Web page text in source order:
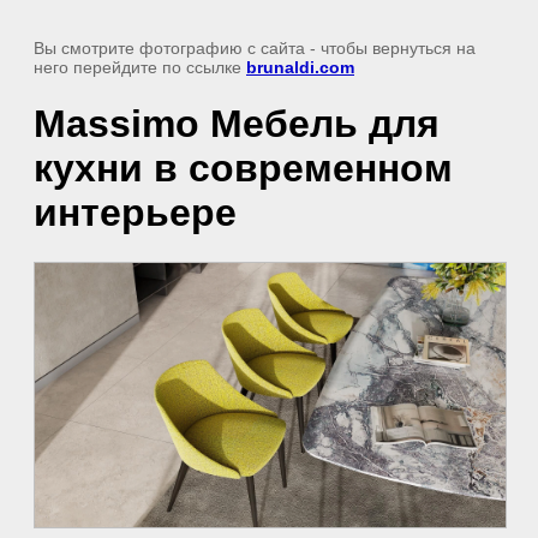
Вы смотрите фотографию с сайта - чтобы вернуться на
него перейдите по ссылке brunaldi.com
Massimo Мебель для
кухни в современном
интерьере